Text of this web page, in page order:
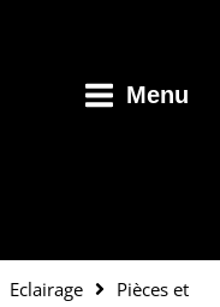
Menu
Eclairage
Pièces et